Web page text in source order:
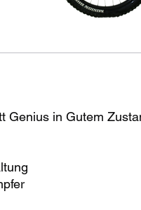
Genius in Gutem